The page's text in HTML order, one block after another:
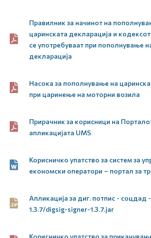
Е-Весник
Правилник за начинот на
царинската декларација и
се употребуваат при пополнување
декларација
Насока за пополнување на
при царинење на моторни возила
Прирачник за корисници на
апликацијата UMS
Корисничко упатство за систем за
економски оператори – портал за
Апликација за диг. потпис - соцдад
1.3.7/digsig-signer-1.3.7.jar
Корисничко упатство за